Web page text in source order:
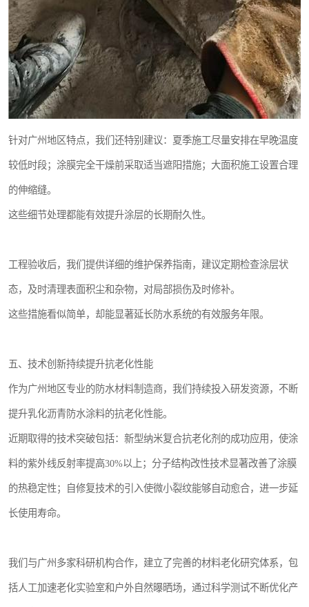
针对广州地区特点，我们还特别建议：夏季施工尽量安排在早晚温度
较低时段；涂膜完全干燥前采取适当遮阳措施；大面积施工设置合理
的伸缩缝。
这些细节处理都能有效提升涂层的长期耐久性。
工程验收后，我们提供详细的维护保养指南，建议定期检查涂层状
态，及时清理表面积尘和杂物，对局部损伤及时修补。
这些措施看似简单，却能显著延长防水系统的有效服务年限。
五、技术创新持续提升抗老化性能
作为广州地区专业的防水材料制造商，我们持续投入研发资源，不断
提升乳化沥青防水涂料的抗老化性能。
近期取得的技术突破包括：新型纳米复合抗老化剂的成功应用，使涂
料的紫外线反射率提高30%以上；分子结构改性技术显著改善了涂膜
的热稳定性；自修复技术的引入使微小裂纹能够自动愈合，进一步延
长使用寿命。
我们与广州多家科研机构合作，建立了完善的材料老化研究体系，包
括人工加速老化实验室和户外自然曝晒场，通过科学测试不断优化产